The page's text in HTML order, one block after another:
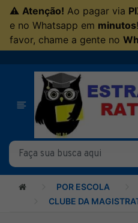
⚠ Atenção! Ao pagar via
e no Whatsapp em minutos
favor, chame a gente no
POR ESCOLA
CLUBE DA